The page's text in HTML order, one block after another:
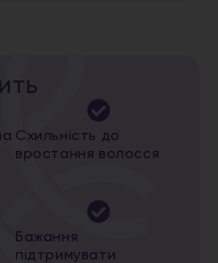
Схильність до
вростання волосся
Бажання
підтримувати